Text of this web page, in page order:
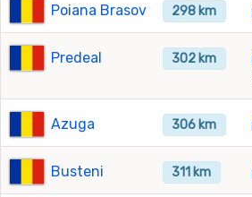
Poiana Brasov 298 km
Predeal 302 km
Azuga 306 km
Busteni 311 km